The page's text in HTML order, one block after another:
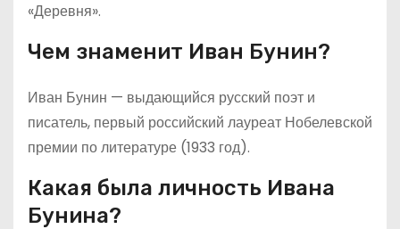
«Деревня».
Чем знаменит Иван Бунин?
Иван Бунин — выдающийся русский поэт и
писатель, первый российский лауреат Нобелевской
премии по литературе (1933 год).
Какая была личность Ивана
Бунина?